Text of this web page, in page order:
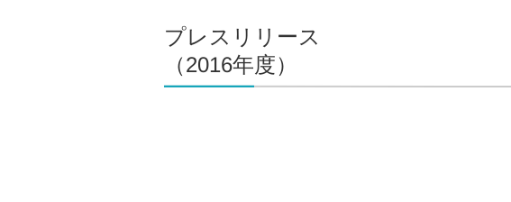
プレスリリース
（2016年度）